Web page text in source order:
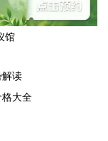
馆
解读
大全